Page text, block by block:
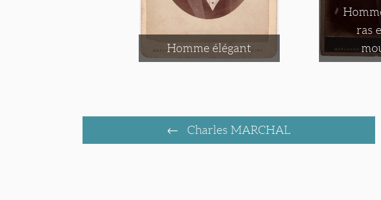
Homme élégant
ras
Charles MARCHAL